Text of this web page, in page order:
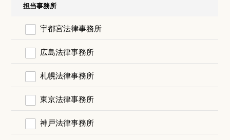
担当事務所
宇都宮法律事務所
広島法律事務所
札幌法律事務所
東京法律事務所
神戸法律事務所